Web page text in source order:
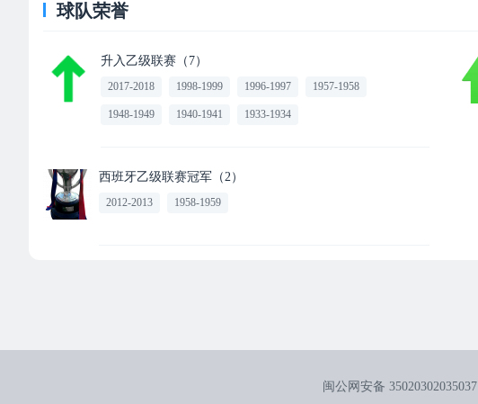
球队荣誉
升入乙级联赛（7）
2017-2018 1998-1999 1996-1997 1957-1958
1948-1949 1940-1941 1933-1934
西班牙乙级联赛冠军（2）
2012-2013 1958-1959
闽公网安备 35020302035037